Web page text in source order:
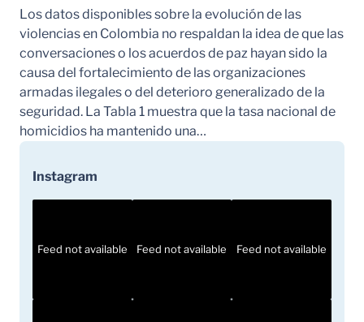
Los datos disponibles sobre la evolución de las
violencias en Colombia no respaldan la idea de que las
conversaciones o los acuerdos de paz hayan sido la
causa del fortalecimiento de las organizaciones
armadas ilegales o del deterioro generalizado de la
seguridad. La Tabla 1 muestra que la tasa nacional de
homicidios ha mantenido una…
Instagram
Feed not available Feed not available Feed not available